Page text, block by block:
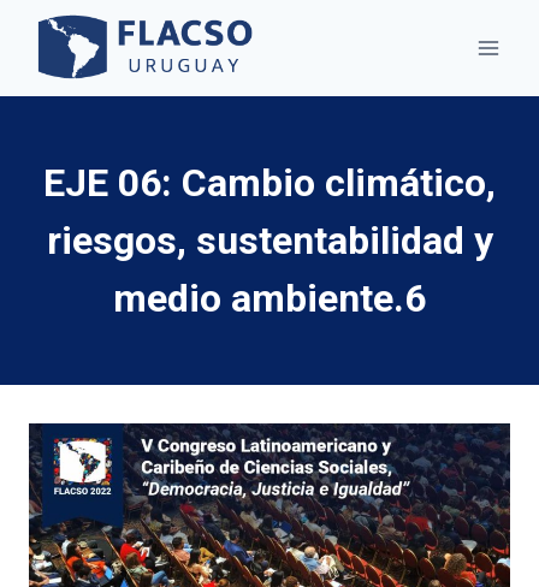
Saltar
contenido
EJE 06: Cambio climático,
riesgos, sustentabilidad y
medio ambiente.6